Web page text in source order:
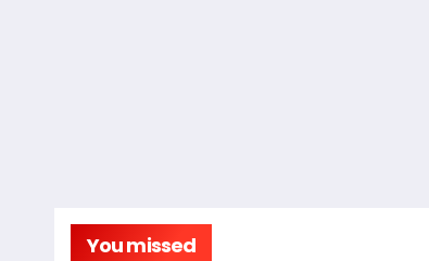
You missed